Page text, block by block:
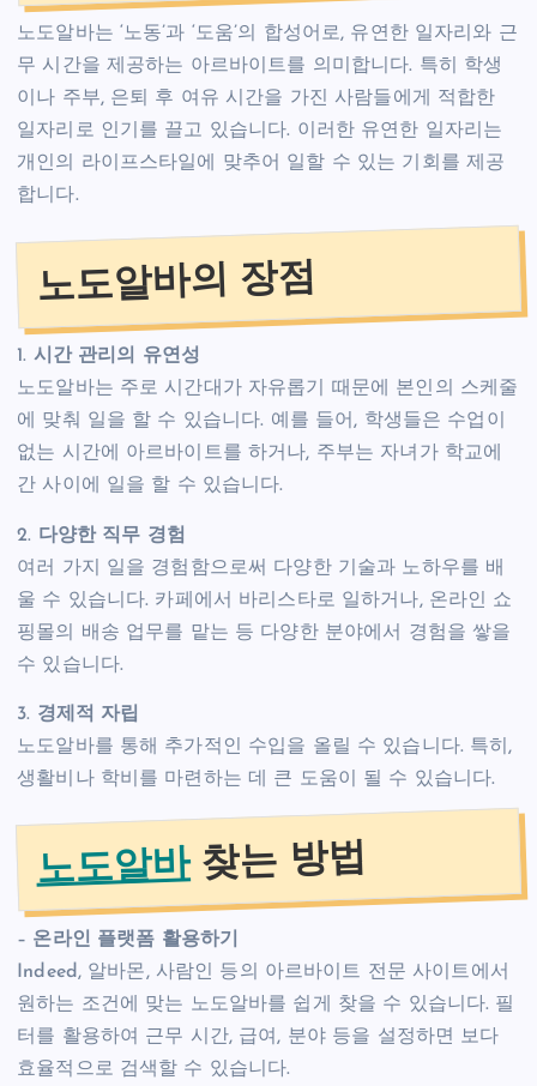
노도알바는 ‘노동’과 ‘도움’의 합성어로, 유연한 일자리와 근
무 시간을 제공하는 아르바이트를 의미합니다. 특히 학생
이나 주부, 은퇴 후 여유 시간을 가진 사람들에게 적합한
일자리로 인기를 끌고 있습니다. 이러한 유연한 일자리는
개인의 라이프스타일에 맞추어 일할 수 있는 기회를 제공
합니다.
노도알바의 장점
1. 시간 관리의 유연성
노도알바는 주로 시간대가 자유롭기 때문에 본인의 스케줄
에 맞춰 일을 할 수 있습니다. 예를 들어, 학생들은 수업이
없는 시간에 아르바이트를 하거나, 주부는 자녀가 학교에
간 사이에 일을 할 수 있습니다.
2. 다양한 직무 경험
여러 가지 일을 경험함으로써 다양한 기술과 노하우를 배
울 수 있습니다. 카페에서 바리스타로 일하거나, 온라인 쇼
핑몰의 배송 업무를 맡는 등 다양한 분야에서 경험을 쌓을
수 있습니다.
3. 경제적 자립
노도알바를 통해 추가적인 수입을 올릴 수 있습니다. 특히,
생활비나 학비를 마련하는 데 큰 도움이 될 수 있습니다.
노도알바찾는 방법
– 온라인 플랫폼 활용하기
Indeed, 알바몬, 사람인 등의 아르바이트 전문 사이트에서
원하는 조건에 맞는 노도알바를 쉽게 찾을 수 있습니다. 필
터를 활용하여 근무 시간, 급여, 분야 등을 설정하면 보다
효율적으로 검색할 수 있습니다.